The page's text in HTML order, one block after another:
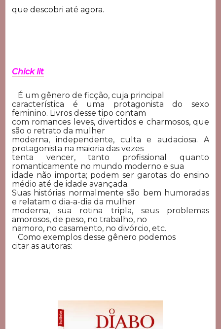
que descobri até agora.
Chick lit
É um gênero de ficção, cuja principal
característica é uma protagonista do sexo
feminino. Livros desse tipo contam
com romances leves, divertidos e charmosos, que
são o retrato da mulher
moderna, independente, culta e audaciosa. A
protagonista na maioria das vezes
tenta vencer, tanto profissional quanto
romanticamente no mundo moderno e sua
idade não importa; podem ser garotas do ensino
médio até de idade avançada.
Suas histórias normalmente são bem humoradas
e relatam o dia-a-dia da mulher
moderna, sua rotina tripla, seus problemas
amorosos, de peso, no trabalho, no
namoro, no casamento, no divórcio, etc.
Como exemplos desse gênero podemos
citar as autoras: